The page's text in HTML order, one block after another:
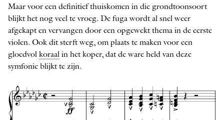
Maar voor een definitief thuiskomen in die grondtoonsoort
blijkt het nog veel te vroeg. De fuga wordt al snel weer
afgekapt en vervangen door een opgewekt thema in de eerste
violen. Ook dit sterft weg, om plaats te maken voor een
gloedvol koraal in het koper, dat de ware held van deze
symfonie blijkt te zijn.